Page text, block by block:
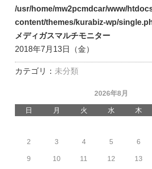
/usr/home/mw2pcmdcar/www/
content/themes/kurabiz-wp/
メディガスマルチモニター
2018年7月13日（金）
カテゴリ： 未分類
2026年8月
日 月 火 水 木
2 3 4 5 6
9 10 11 12 13